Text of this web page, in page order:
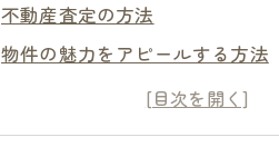
不動産査定の方法
物件の魅力をアピールする方法
売却価格を決めるための要素
売却手続きの流れ